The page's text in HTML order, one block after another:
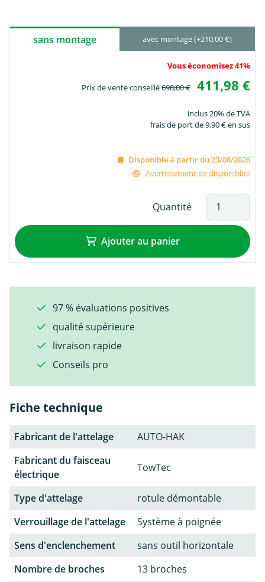
sans montage avec montage (+210,00 €)
Vous économisez 41%
Prix de vente conseillé698,00 € 411,98 €
inclus 20% de TVA
frais de port de 9,90 € en sus
Disponible à partir du 23/08/2026
Avertissement de disponiblité
Quantité
Ajouter au panier
97 % évaluations positives
qualité supérieure
livraison rapide
Conseils pro
Fiche technique
Fabricant de l'attelage
AUTO-HAK
Fabricant du faisceau
électrique
TowTec
Type d'attelage
rotule démontable
Verrouillage de l'attelage
Système à poignée
Sens d'enclenchement
sans outil horizontale
Nombre de broches
13 broches